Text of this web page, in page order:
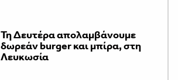
Τη Δευτέρα απολαμβάνουμε
δωρεάν burger και μπίρα, στη
Λευκωσία